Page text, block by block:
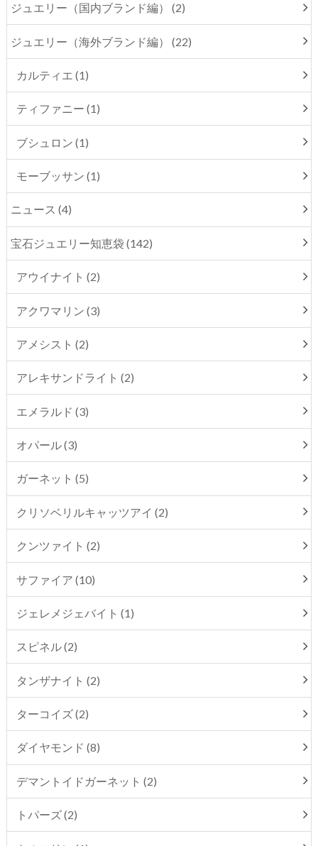
ジュエリー（国内ブランド編） (2)
ジュエリー（海外ブランド編） (22)
カルティエ (1)
ティファニー (1)
ブシュロン (1)
モーブッサン (1)
ニュース (4)
宝石ジュエリー知恵袋 (142)
アウイナイト (2)
アクワマリン (3)
アメシスト (2)
アレキサンドライト (2)
エメラルド (3)
オパール (3)
ガーネット (5)
クリソベリルキャッツアイ (2)
クンツァイト (2)
サファイア (10)
ジェレメジェバイト (1)
スピネル (2)
タンザナイト (2)
ターコイズ (2)
ダイヤモンド (8)
デマントイドガーネット (2)
トパーズ (2)